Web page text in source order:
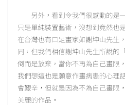
另外，看到令我們很感動的是
只是單純裝置藝術，沒想到竟然也
在台灣也有口足畫家如謝坤山先生
同，但我們相信謝坤山先生所說的
倒而是放棄，當你不再為自己畫限
我們想這也是願意作畫病患的心理
會艱辛，但就是因為不為自己畫限
美麗的作品。